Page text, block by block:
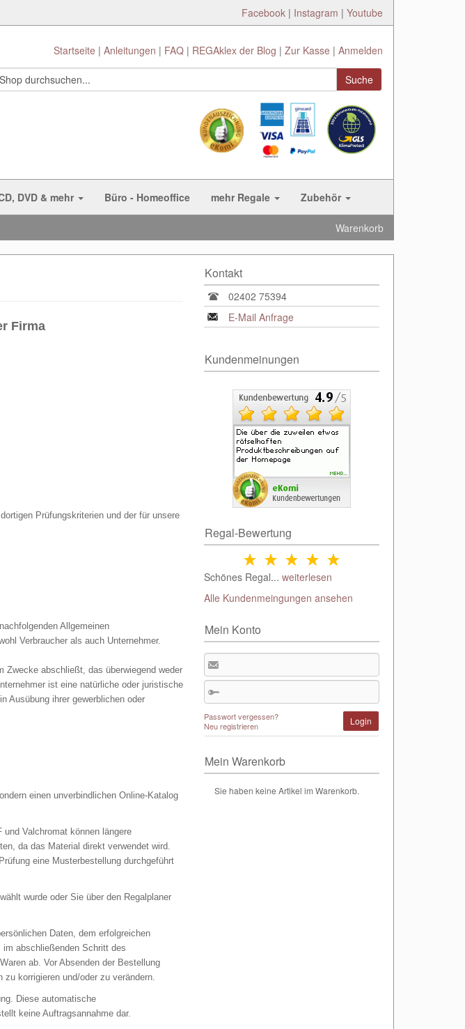
Facebook | Instagram | Youtube
Startseite Anleitungen FAQ REGAklex der Blog Zur Kasse Anmelden
Suche
DVD & mehr Büro - Homeoffice mehr Regale Zubehör
Warenkorb
Firma
Prüfungskriterien und der für unsere
Allgemeinen
Verbraucher als auch Unternehmer.
Zwecke abschließt, das überwiegend weder
ist eine natürliche oder juristische
Ausübung ihrer gewerblichen oder
einen unverbindlichen Online-Katalog
Valchromat können längere
da das Material direkt verwendet wird.
eine Musterbestellung durchgeführt
wurde oder Sie über den Regalplaner
Daten, dem erfolgreichen
abschließenden Schritt des
ab. Vor Absenden der Bestellung
korrigieren und/oder zu verändern.
Diese automatische
keine Auftragsannahme dar.
Kontakt
02402 75394
E-Mail Anfrage
Kundenmeinungen
Regal-Bewertung
Schönes Regal... weiterlesen
Alle Kundenmeingungen ansehen
Mein Konto
Passwort vergessen?
Neu registrieren
Login
Mein Warenkorb
Sie haben keine Artikel im Warenkorb.